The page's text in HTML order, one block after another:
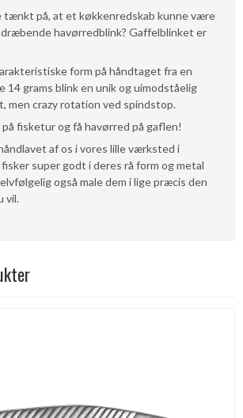
tænkt på, at et køkkenredskab kunne være
havørredblink? Gaffelblinket er
form på håndtaget fra en
14 grams blink en unik og uimodståelig
men crazy rotation ved spindstop.
fisketur og få havørred på gaflen!
af os i vores lille værksted i
super godt i deres rå form og metal
også male dem i lige præcis den
vil.